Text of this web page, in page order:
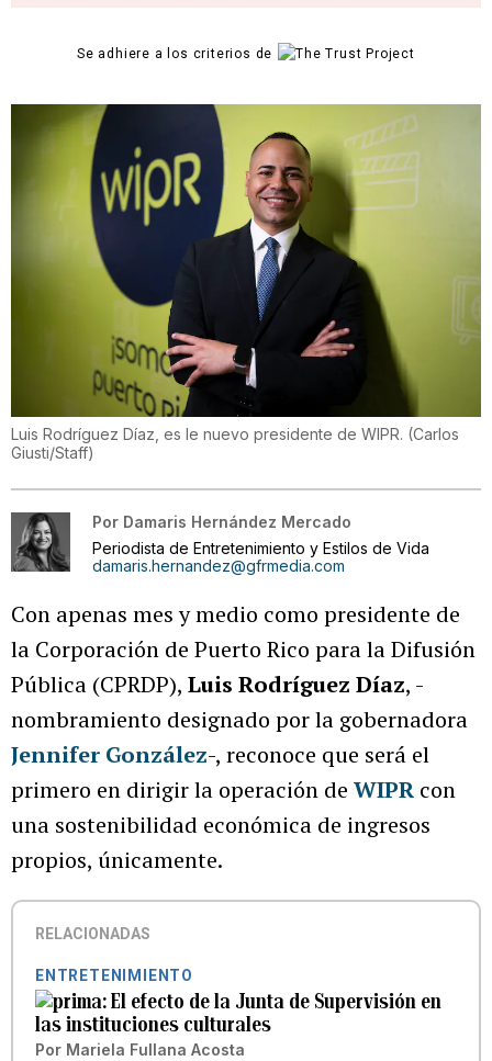
Se adhiere a los criterios de
Luis Rodríguez Díaz, es le nuevo presidente de WIPR. (Carlos
Giusti/Staff)
Por Damaris Hernández Mercado
Periodista de Entretenimiento y Estilos de Vida
damaris.hernandez@gfrmedia.com
Con apenas mes y medio como presidente de
la Corporación de Puerto Rico para la Difusión
Pública (CPRDP), Luis Rodríguez Díaz, -
nombramiento designado por la gobernadora
Jennifer González-, reconoce que será el
primero en dirigir la operación de WIPR con
una sostenibilidad económica de ingresos
propios, únicamente.
RELACIONADAS
ENTRETENIMIENTO
El efecto de la Junta de Supervisión en
las instituciones culturales
Por Mariela Fullana Acosta